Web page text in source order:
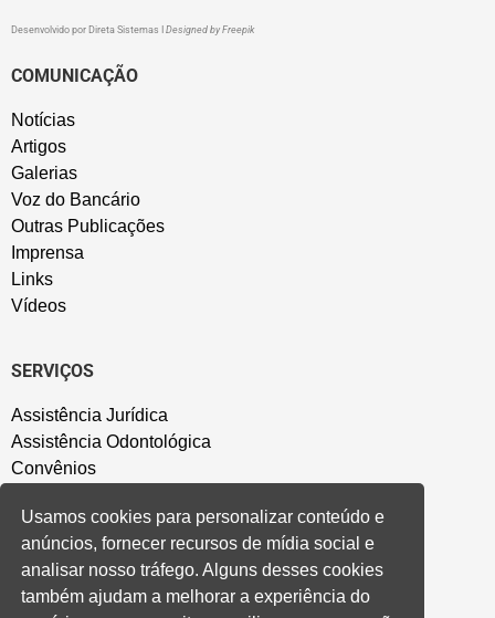
Desenvolvido por Direta Sistemas Designed by Freepik
COMUNICAÇÃO
Notícias
Artigos
Galerias
Voz do Bancário
Outras Publicações
Imprensa
Links
Vídeos
SERVIÇOS
Assistência Jurídica
Assistência Odontológica
Convênios
Salão de Festa
Política de Privacidade
CONVENÇÃO COLETIVA E ACORDOS
Usamos cookies para personalizar conteúdo e
anúncios, fornecer recursos de mídia social e
analisar nosso tráfego. Alguns desses cookies
também ajudam a melhorar a experiência do